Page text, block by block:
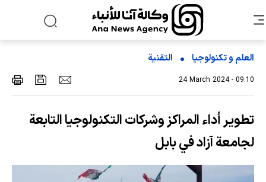
العلم و تکنولوجیا التقنیة
24 March 2024 - 09:10
تطوير أداء المراكز وشركات التكنولوجيا التابعة
لجامعة آزاد في بابل